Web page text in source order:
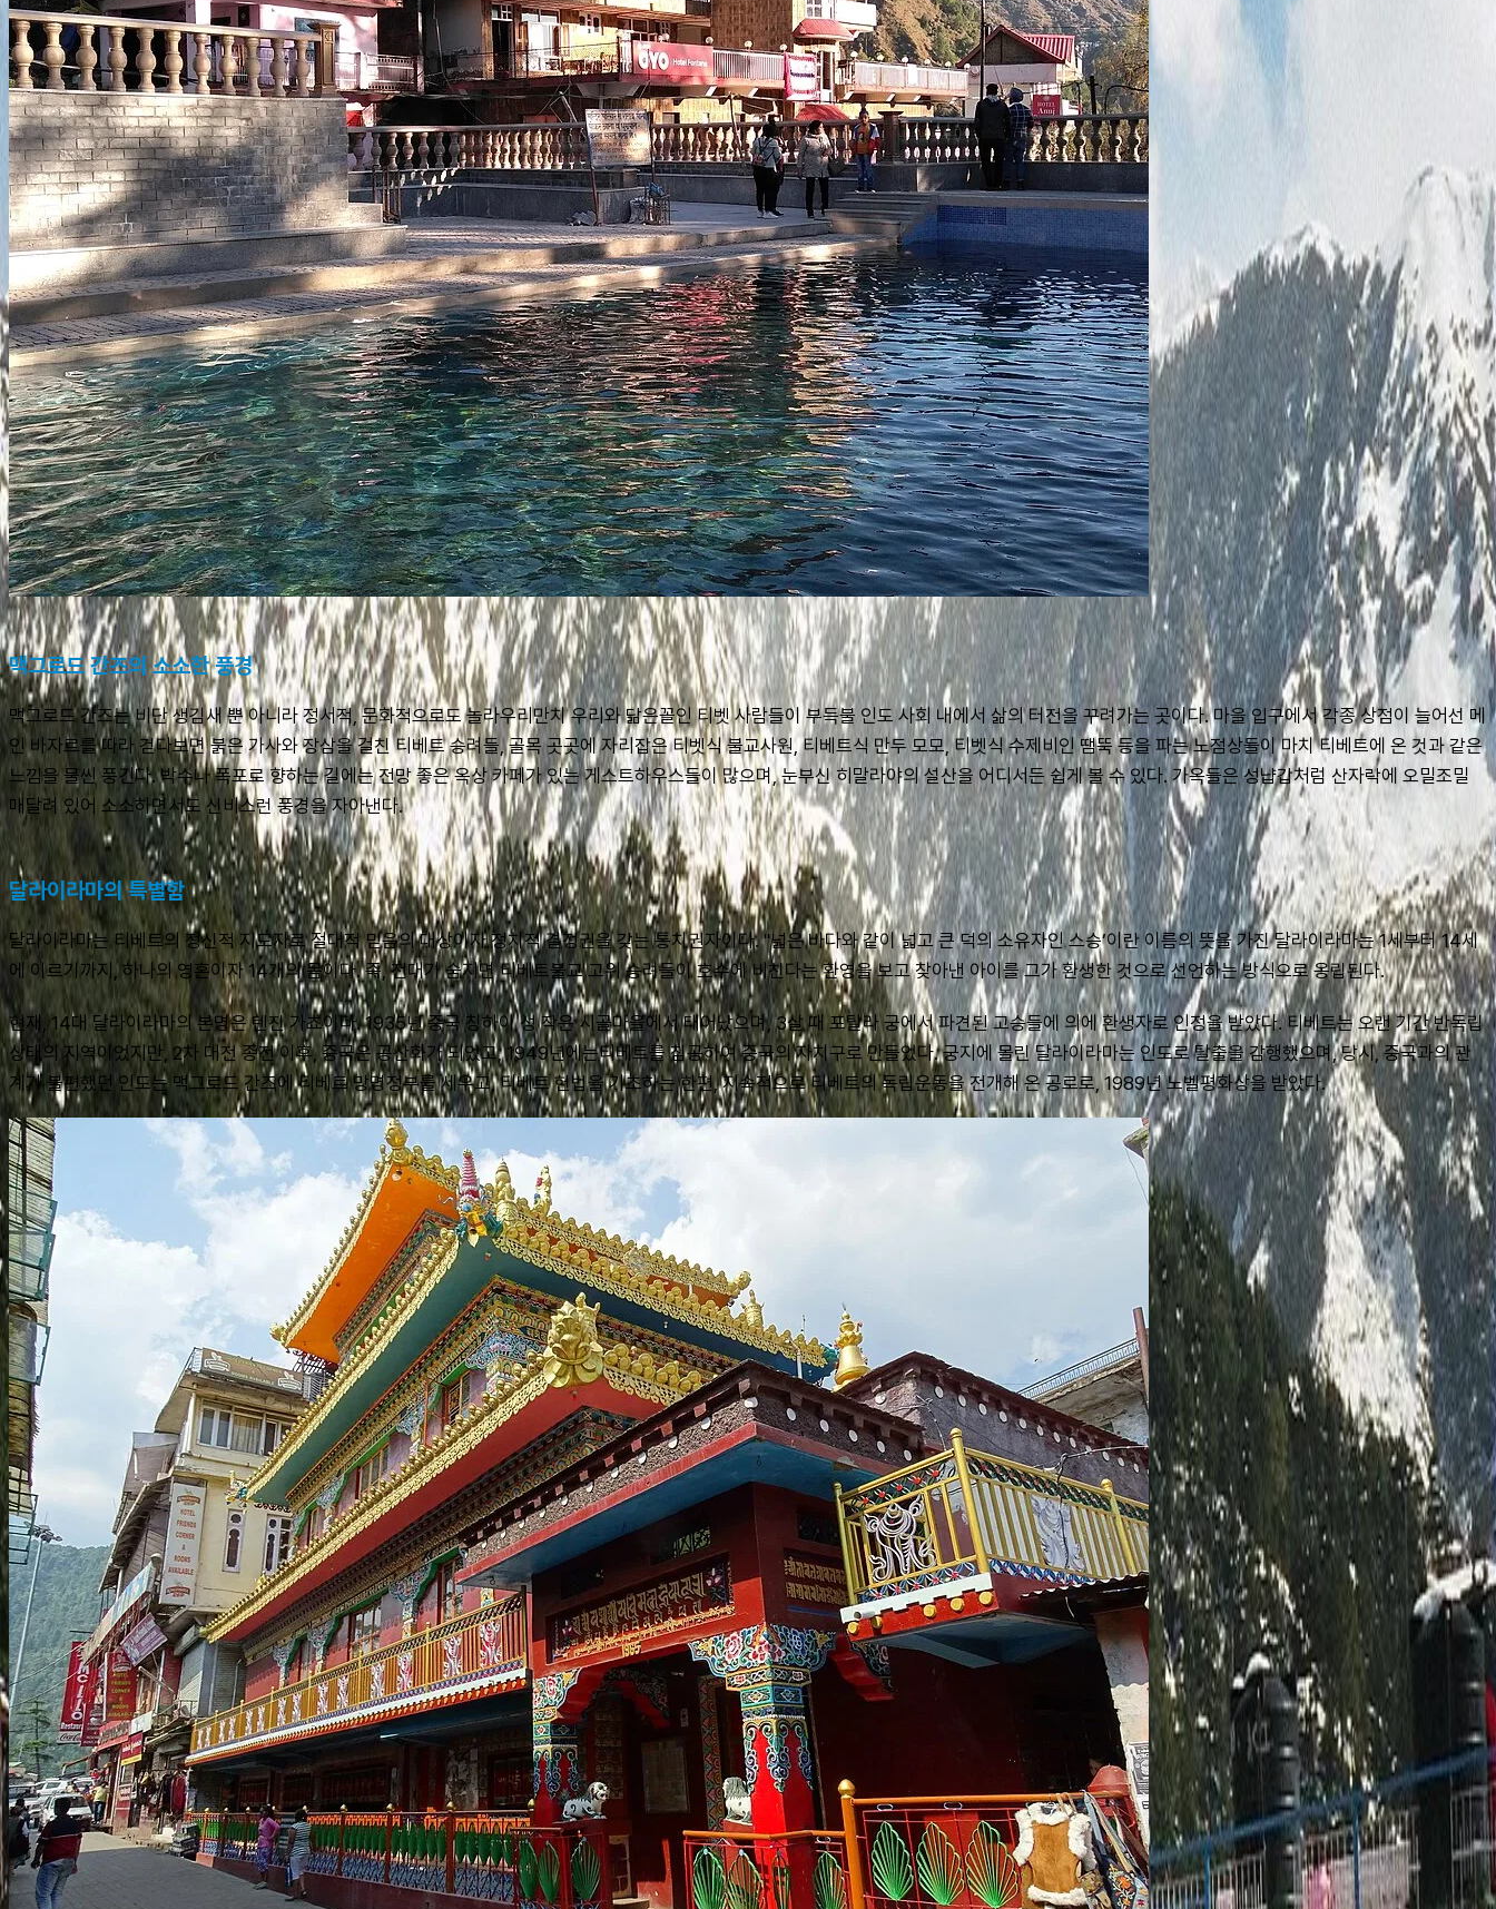
맥그로드 간즈의 소소한 풍경
맥그로드 간즈는 비단 생김새 뿐 아니라 정서적, 문화적으로도 놀라우리만치 우리와 닮은꼴인 티벳 사람들이 부득불 인도 사회 내에서 삶의 터전을 꾸려가는 곳이다. 마을 입구에서 각종 상점이 늘어선 메
인 바자르를 따라 걷다보면 붉은 가사와 장삼을 걸친 티베트 승려들, 골목 곳곳에 자리잡은 티벳식 불교사원, 티베트식 만두 모모, 티벳식 수제비인 땜뚝 등을 파는 노점상들이 마치 티베트에 온 것과 같은
느낌을 물씬 풍긴다. 박수나 폭포로 향하는 길에는 전망 좋은 옥상 카페가 있는 게스트하우스들이 많으며, 눈부신 히말라야의 설산을 어디서든 쉽게 볼 수 있다. 가옥들은 성냡갑처럼 산자락에 오밀조밀
매달려 있어 소소하면서도 신비스런 풍경을 자아낸다.
달라이라마의 특별함
달라이라마는 티베트의 정신적 지도자로 절대적 믿음의 대상이자 정치적 결정권을 갖는 통치권자이다. "넓은 바다와 같이 넓고 큰 덕의 소유자인 스승’이란 이름의 뜻을 가진 달라이라마는 1세부터 14세
에 이르기까지, 하나의 영혼이자 14개의 몸이다. 즉, 전대가 숨지면 티베트불교 고위 승려들이 호수에 비친다는 환영을 보고 찾아낸 아이를 그가 환생한 것으로 선언하는 방식으로 옹립된다.
현재, 14대 달라이라마의 본명은 텐진 가쵸이다. 1935년 중국 칭하이 성 작은 시골마을에서 태어났으며, 3살 때 포탈라 궁에서 파견된 고승들에 의에 환생자로 인정을 받았다. 티베트는 오랜 기간 반독립
상태의 지역이었지만, 2차 대전 종전 이후, 중국은 공산화가 되었고, 1949년에는티베트를 침공하여 중국의 자치구로 만들었다. 궁지에 몰린 달라이라마는 인도로 탈출을 감행했으며, 당시, 중국과의 관
계가 불편했던 인도는 맥그로드 간즈에 티베트 망명정부를 세우고, 티베트 헌법을 기초하는 한편, 지속적으로 티베트의 독립운동을 전개해 온 공로로, 1989년 노벨평화상을 받았다.